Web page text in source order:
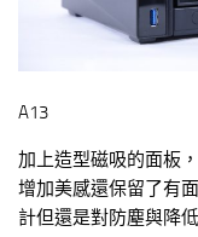
A13
加上造型磁吸的面板
增加美感還保留了有
計但還是對防塵與降